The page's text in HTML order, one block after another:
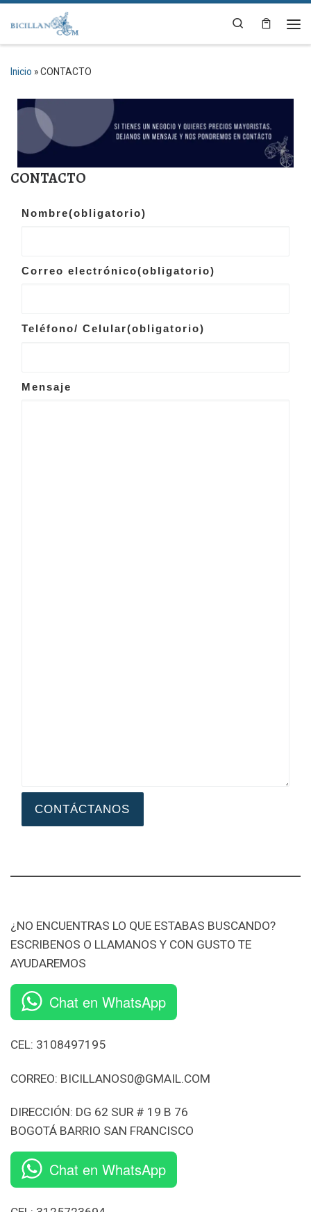
Saltar al contenido
Search
Inicio »CONTACTO
CONTACTO
Nombre(obligatorio)
Correo electrónico(obligatorio)
Teléfono/ Celular(obligatorio)
Mensaje
CONTÁCTANOS
¿NO ENCUENTRAS LO QUE ESTABAS BUSCANDO?
ESCRIBENOS O LLAMANOS Y CON GUSTO TE
AYUDAREMOS
Chat en WhatsApp
CEL: 3108497195
CORREO: BICILLANOS0@GMAIL.COM
DIRECCIÓN: DG 62 SUR # 19 B 76
BOGOTÁ BARRIO SAN FRANCISCO
Chat en WhatsApp